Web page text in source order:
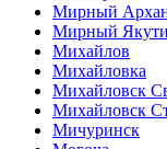
Мирный
Мирный
Михайлов
Михайловка
Михайловск
Михайловск
Мичуринск